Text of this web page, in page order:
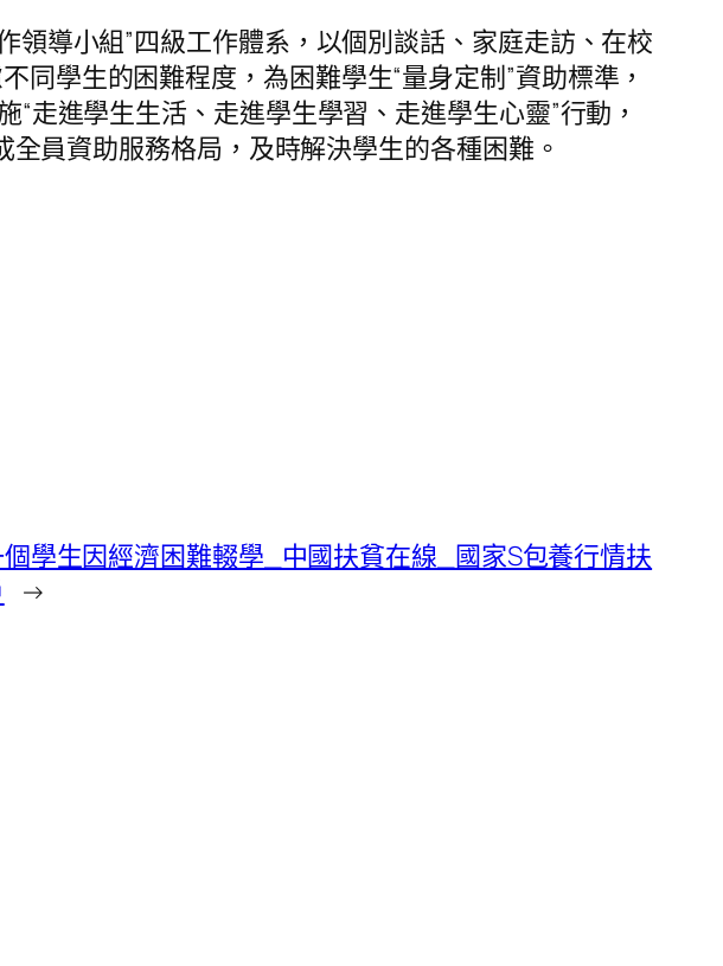
導小組”四級工作體系，以個別談話、家庭走訪、在校
學生的困難程度，為困難學生“量身定制”資助標準，
走進學生生活、走進學生學習、走進學生心靈”行動，
員資助服務格局，及時解決學生的各種困難。
學生因經濟困難輟學_中國扶貧在線_國家S包養行情扶
→